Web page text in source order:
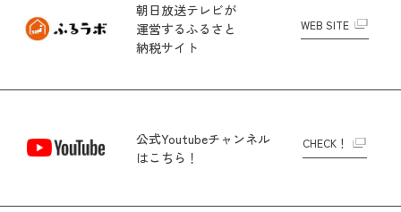
朝日放送テレビが
運営するふるさと
納税サイト
WEB SITE
公式Youtubeチャンネル
はこちら！
CHECK！